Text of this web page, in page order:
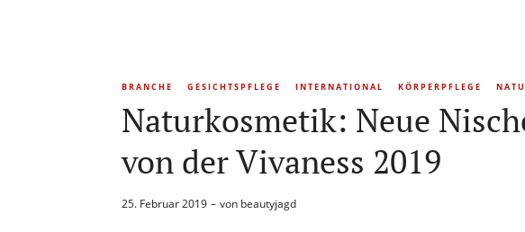
BRANCHE GESICHTSPFLEGE INTERNATIONAL KÖRPERPFLEGE
Naturkosmetik: Neue
von der Vivaness 2019
25. Februar 2019 von beautyjagd